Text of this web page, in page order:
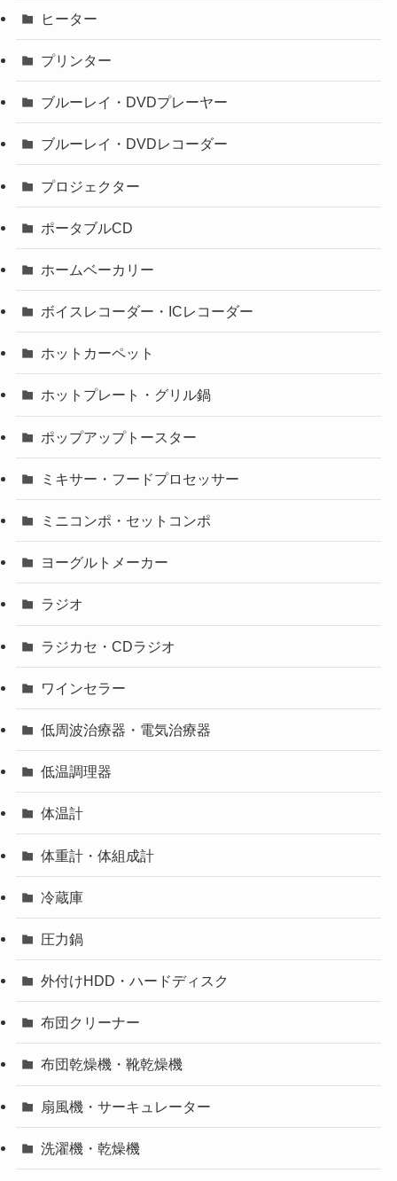
ヒーター
プリンター
ブルーレイ・DVDプレーヤー
ブルーレイ・DVDレコーダー
プロジェクター
ポータブルCD
ホームベーカリー
ボイスレコーダー・ICレコーダー
ホットカーペット
ホットプレート・グリル鍋
ポップアップトースター
ミキサー・フードプロセッサー
ミニコンポ・セットコンポ
ヨーグルトメーカー
ラジオ
ラジカセ・CDラジオ
ワインセラー
低周波治療器・電気治療器
低温調理器
体温計
体重計・体組成計
冷蔵庫
圧力鍋
外付けHDD・ハードディスク
布団クリーナー
布団乾燥機・靴乾燥機
扇風機・サーキュレーター
洗濯機・乾燥機